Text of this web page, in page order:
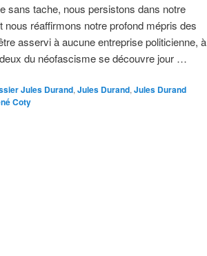
sans tache, nous persistons dans notre
réaffirmons notre profond mépris des
asservi à aucune entreprise politicienne, à
du néofascisme se découvre jour …
Jules Durand, Jules Durand, Jules Durand
Coty